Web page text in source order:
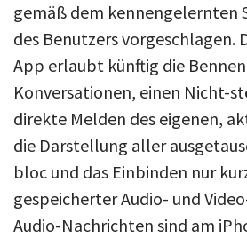
gemäß dem kennengelernten
des Benutzers vorgeschlagen.
App erlaubt künftig die
Konversationen, einen Nicht-
direkte Melden des eigenen,
die Darstellung aller
bloc und das Einbinden nur
gespeicherter Audio- und
Audio-Nachrichten sind am